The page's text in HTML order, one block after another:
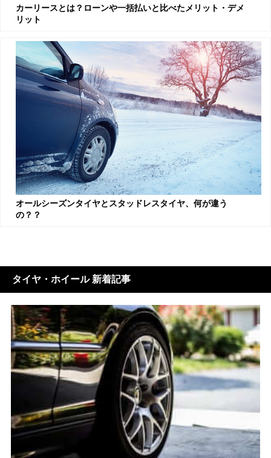
カーリースとは？ローンや一括払いと比べたメリット・デメ
リット
オールシーズンタイヤとスタッドレスタイヤ、何が違う
の？？
タイヤ・ホイール 新着記事